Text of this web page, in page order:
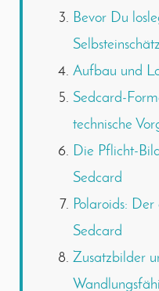
Bevor Du
Aufbau und
Sedcard-
technische
Die Pflicht-
Sedcard
Polaroids:
Sedcard
Zusatzbilder